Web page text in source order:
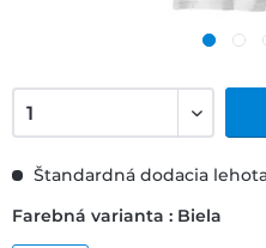
Štandardná dodacia
Farebná varianta : Biela